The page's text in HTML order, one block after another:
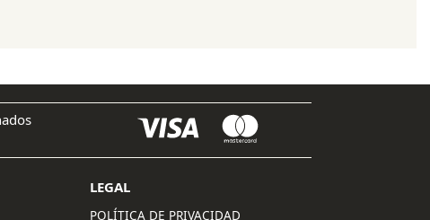
LEGAL
POLÍTICA DE PRIVACIDAD